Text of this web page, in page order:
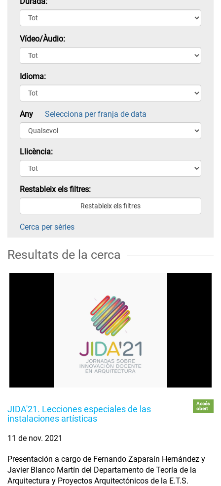
Vídeo/Àudio:
Idioma:
Any Selecciona per franja de data
Llicència:
Restableix els filtres:
Cerca per sèries
Resultats de la cerca
JIDA'21. Lecciones especiales de las
instalaciones artísticas
Accés
obert
11 de nov. 2021
Presentación a cargo de Fernando Zaparaín Hernández y
Javier Blanco Martín del Departamento de Teoría de la
Arquitectura y Proyectos Arquitectónicos de la E.T.S.